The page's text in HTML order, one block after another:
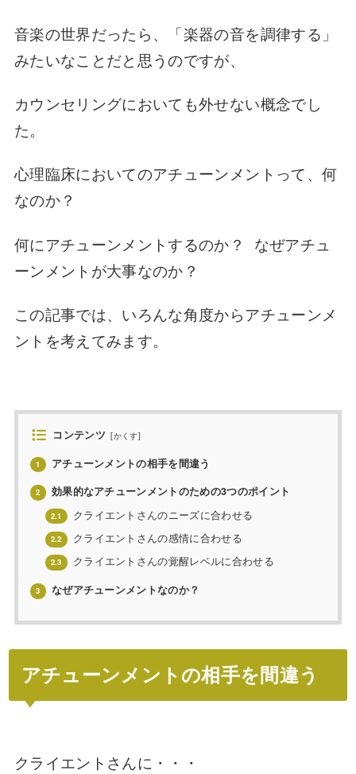
音楽の世界だったら、「楽器の音を調律する」
みたいなことだと思うのですが、
カウンセリングにおいても外せない概念でし
た。
心理臨床においてのアチューンメントって、何
なのか？
何にアチューンメントするのか？ なぜアチュ
ーンメントが大事なのか？
この記事では、いろんな角度からアチューンメ
ントを考えてみます。
コンテンツ [かくす]
1 アチューンメントの相手を間違う
2 効果的なアチューンメントのための3つのポイント
2.1 クライエントさんのニーズに合わせる
2.2 クライエントさんの感情に合わせる
2.3 クライエントさんの覚醒レベルに合わせる
3 なぜアチューンメントなのか？
アチューンメントの相手を間違う
クライエントさんに・・・